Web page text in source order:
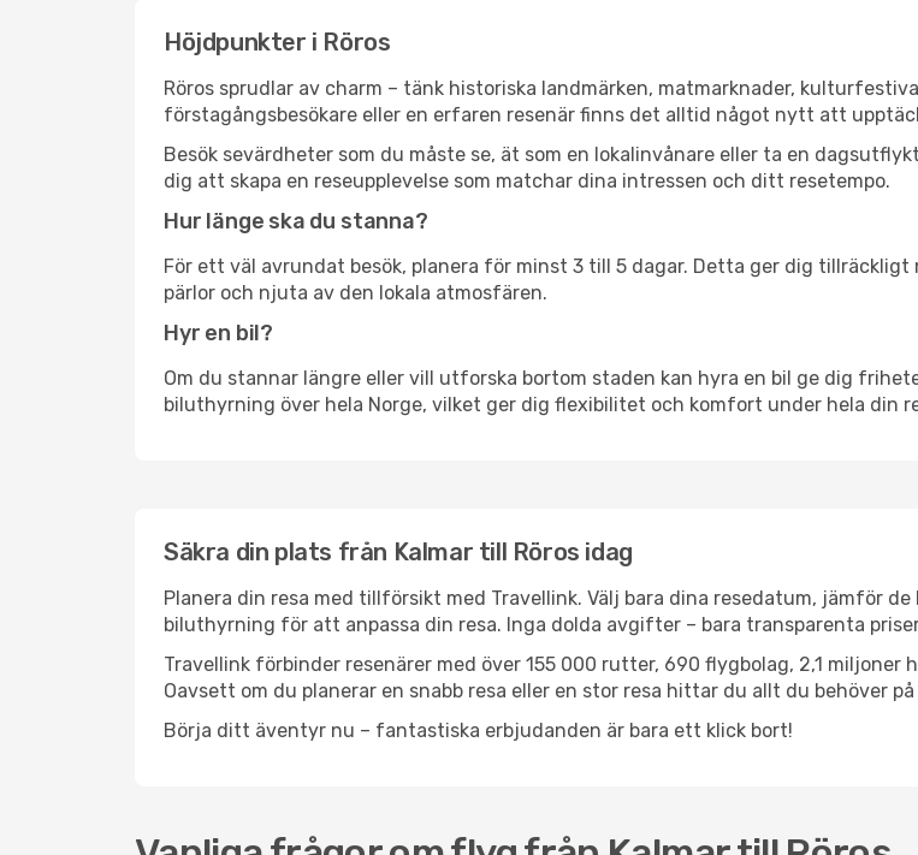
Höjdpunkter i Röros
Röros sprudlar av charm – tänk historiska landmärken, matmarknader,
förstagångsbesökare eller en erfaren resenär finns det alltid något nytt att
Besök sevärdheter som du måste se, ät som en lokalinvånare eller ta en
dig att skapa en reseupplevelse som matchar dina intressen och ditt resetempo.
Hur länge ska du stanna?
För ett väl avrundat besök, planera för minst 3 till 5 dagar. Detta ger dig
pärlor och njuta av den lokala atmosfären.
Hyr en bil?
Om du stannar längre eller vill utforska bortom staden kan hyra en bil ge dig
biluthyrning över hela Norge, vilket ger dig flexibilitet och komfort under hela din
Säkra din plats från Kalmar till Röros idag
Planera din resa med tillförsikt med Travellink. Välj bara dina resedatum, jämför
biluthyrning för att anpassa din resa. Inga dolda avgifter – bara transparenta
Travellink förbinder resenärer med över 155 000 rutter, 690 flygbolag, 2,1
Oavsett om du planerar en snabb resa eller en stor resa hittar du allt du behöver
Börja ditt äventyr nu – fantastiska erbjudanden är bara ett klick bort!